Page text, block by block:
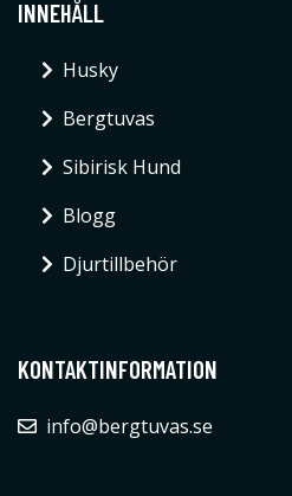
INNEHÅLL
Husky
Bergtuvas
Sibirisk Hund
Blogg
Djurtillbehör
KONTAKTINFORMATION
info@bergtuvas.se